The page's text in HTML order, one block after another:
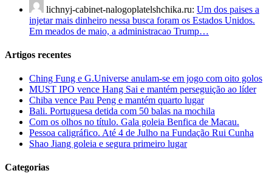
lichnyj-cabinet-nalogoplatelshchika.ru: Um dos paises a
injetar mais dinheiro nessa busca foram os Estados Unidos.
Em meados de maio, a administracao Trump…
Artigos recentes
Ching Fung e G.Universe anulam-se em jogo com oito golos
MUST IPO vence Hang Sai e mantém perseguição ao líder
Chiba vence Pau Peng e mantém quarto lugar
Bali. Portuguesa detida com 50 balas na mochila
Com os olhos no título. Gala goleia Benfica de Macau.
Pessoa caligráfico. Até 4 de Julho na Fundação Rui Cunha
Shao Jiang goleia e segura primeiro lugar
Categorias